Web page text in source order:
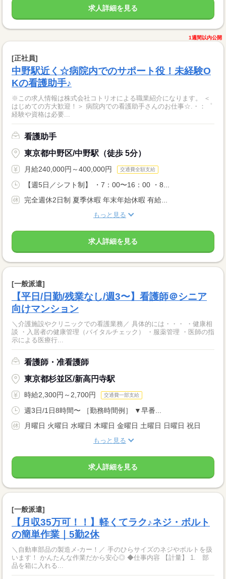
求人詳細を見る
1週間以内公開
[正社員]
中野駅近く☆病院内でのサポート役！未経験O
Kの看護助手♪
※この求人情報は株式会社コトリオによる職業紹介になります。 ＜
はじめての方大歓迎！＞ 病院内での看護助手さんのお仕事☆.・：゜
経験や資格は必要...
看護助手
東京都中野区/中野駅（徒歩 5分）
月給240,000円～400,000円 交通費全額支給
【週5日／シフト制】 ・7：00〜16：00 ・8...
完全週休2日制 夏季休暇 年末年始休暇 有給...
もっと見る
求人詳細を見る
[一般派遣]
【平日/日勤/残業なし/週3〜】看護師＠シニア
向けマンション
＼介護施設やクリニックでの看護業務／ 具体的には・・・ ・健康相
談 ・入居者の健康管理（バイタルチェック） ・服薬管理 ・医師の指
示による医療行...
看護師・准看護師
東京都杉並区/新高円寺駅
時給2,300円～2,700円 交通費一部支給
週3日/1日8時間〜 ［勤務時間例］ ▼早番...
月曜日 火曜日 水曜日 木曜日 金曜日 土曜日 日曜日 祝日
もっと見る
求人詳細を見る
[一般派遣]
【月収35万可！！】軽くてラク♪ネジ・ボルト
の簡単作業｜5勤2休
＼自動車部品の製造メ‐カー！／ 手のひらサイズのネジやボルトを扱
います！ かんたんな作業だから安心◎ ◆仕事内容 【計量】 1. 部
品を箱に入れる...